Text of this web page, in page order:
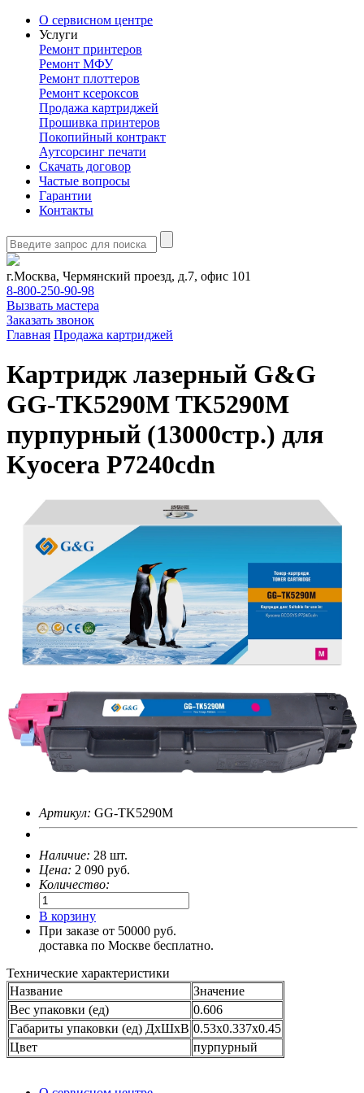
О сервисном центре
Услуги
Ремонт принтеров
Ремонт МФУ
Ремонт плоттеров
Ремонт ксероксов
Продажа картриджей
Прошивка принтеров
Покопийный контракт
Аутсорсинг печати
Скачать договор
Частые вопросы
Гарантии
Контакты
г.Москва, Чермянский проезд, д.7, офис 101
8-800-250-90-98
Вызвать мастера
Заказать звонок
Главная Продажа картриджей
Картридж лазерный G&G
GG-TK5290M TK5290M
пурпурный (13000стр.) для
Kyocera P7240cdn
Артикул: GG-TK5290M
Наличие: 28 шт.
Цена: 2 090 руб.
Количество:
В корзину
При заказе от 50000 руб.
доставка по Москве бесплатно.
Технические характеристики
Название
Значение
Вес упаковки (ед)
0.606
Габариты упаковки (ед) ДхШхВ 0.53x0.337x0.45
Цвет
пурпурный